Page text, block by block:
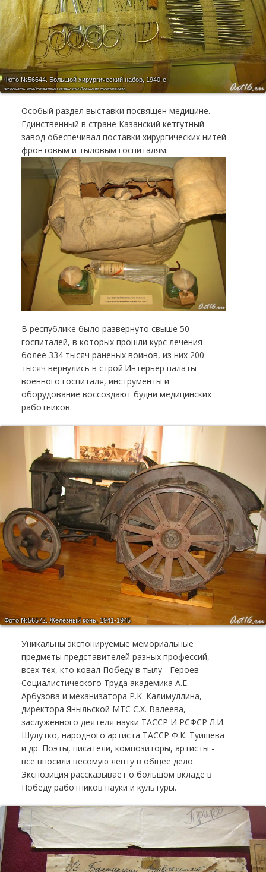
Фото №56644. Большой хирургический набор, 1940-е
экспонаты представлены казанским Военным госпиталем
Особый раздел выставки посвящен медицине.
Единственный в стране Казанский кетгутный
завод обеспечивал поставки хирургических нитей
фронтовым и тыловым госпиталям.
В республике было развернуто свыше 50
госпиталей, в которых прошли курс лечения
более 334 тысяч раненых воинов, из них 200
тысяч вернулись в строй.Интерьер палаты
военного госпиталя, инструменты и
оборудование воссоздают будни медицинских
работников.
Фото №56572.Железный конь, 1941-1945
Уникальны экспонируемые мемориальные
предметы представителей разных профессий,
всех тех, кто ковал Победу в тылу - Героев
Социалистического Труда академика А.Е.
Арбузова и механизатора Р.К. Калимуллина,
директора Яныльской МТС С.Х. Валеева,
заслуженного деятеля науки ТАССР И РСФСР Л.И.
Шулутко, народного артиста ТАССР Ф.К. Туишева
и др. Поэты, писатели, композиторы, артисты -
все вносили весомую лепту в общее дело.
Экспозиция рассказывает о большом вкладе в
Победу работников науки и культуры.